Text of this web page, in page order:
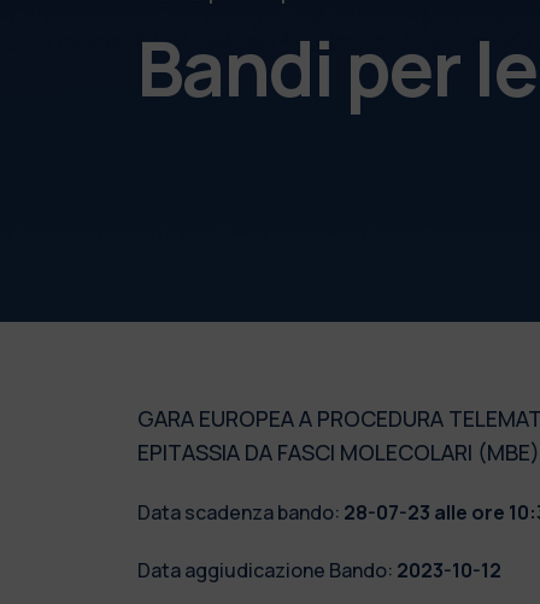
Bandi per
GARA EUROPEA A PROCEDURA
EPITASSIA DA FASCI MOLECOLARI
Data scadenza bando: 28-07-23 alle ore
Data aggiudicazione Bando: 2023-10-12